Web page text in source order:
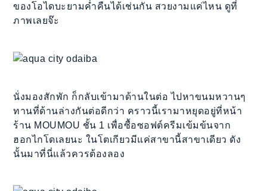
ของโอไดบะยามค่ำคืนได้เช่นกัน สวยงามแค่ไหน ดูที่
ภาพเลยจ๊ะ
นั่งมองสักพัก ก็กลับเข้ามาด้านในต่อ ไปหาขนมหวานๆ
ทานที่ด้านล่างกันต่อดีกว่า คราวนี้เรามาหยุดอยู่ที่หน้า
ร้าน MOUMOU ชั้น 1 เพื่อซื้อซอฟต์ครีมเข้มข้นจาก
ฮอกไกโดเลยนะ ในโตเกียวมีแค่สาขานี้สาขาเดียว ดัง
นั้นมาที่นี่แล้วควรต้องลอง